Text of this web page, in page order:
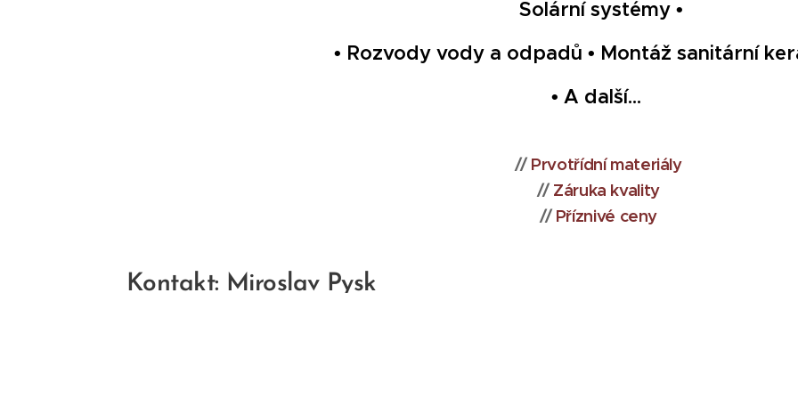
Solární systémy •
• Rozvody vody a odpadů • Montáž sanitární
• A další...
//Prvotřídní materiály
//Záruka kvality
//Příznivé ceny
Kontakt: Miroslav Pysk